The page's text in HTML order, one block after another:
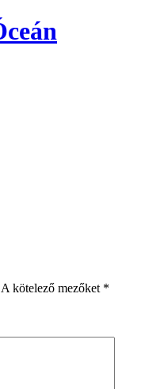
A kötelező mezőket *